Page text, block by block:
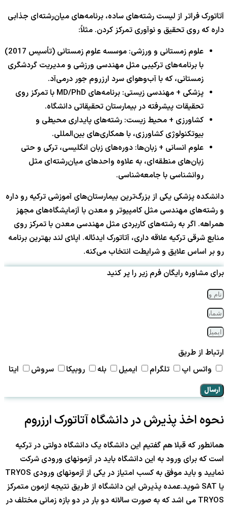
آتاتورک فراتر از لیست رشته‌های ساده، برنامه‌های میان‌رشته‌ای جذابی
داره که روی تحقیق و نوآوری تمرکز کردن. مثلاً:
علوم زمستانی و ورزشی: موسسه علوم زمستانی (تأسیس 2017)
با برنامه‌های ترکیبی مثل مهندسی ورزشی و مدیریت گردشگری
زمستانی، که با آب‌وهوای سرد ارزروم جور درمی‌آد.
پزشکی + مهندسی زیستی: برنامه‌های MD/PhD با تمرکز روی
تحقیقات پیشرفته در بیمارستان تحقیقاتی دانشگاه.
کشاورزی + محیط زیست: رشته‌های پایداری محیطی و
بیوتکنولوژی کشاورزی، با همکاری‌های بین‌المللی.
علوم انسانی + زبان‌ها: دوره‌های زبان انگلیسی، ترکی و حتی
زبان‌های منطقه‌ای، به علاوه واحدهای میان‌رشته‌ای مثل
روانشناسی با جامعه‌شناسی.
دانشکده پزشکی یکی از بزرگ‌ترین بیمارستان‌های آموزشی ترکیه رو داره
و رشته‌های مهندسی مثل کامپیوتر و معدن با آزمایشگاه‌های مجهز
همراهه. اگر به رشته‌های کاربردی مثل مهندسی معدن با تمرکز روی
منابع شرقی ترکیه علاقه داری، آتاتورک ایدئاله. اپلای لند بهترین برنامه
رو بر اساس علایق و شرایطت انتخاب می‌کنه.
برای مشاوره رایگان فرم زیر را پر کنید
ارتباط از طریق
واتس اپ
تلگرام ایمیل بله روبیکا سروش ایتا
ارسال
نحوه اخذ پذیرش در دانشگاه آتاتورک ارزروم
همانطور که قبلا هم گفتیم این دانشگاه یک دانشگاه دولتی در ترکیه
است که برای ورود به این دانشگاه باید در آزمونهای ورودی شرکت
نمایید و باید موفق به کسب امتیاز در یکی از آزمونهای ورودی TRYOS
یا SAT شوید.عمده پذیرش این دانشگاه از طریق نتیجه ازمون متمرکز
TRYOS می اشد که به صورت سالانه دو بار در دو بازه زمانی مختلف در